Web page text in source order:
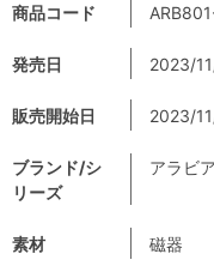
商品コード
発売日 2023/
販売開始日 2023/
ブランド/シ
リーズ
アラビ
素材 磁器